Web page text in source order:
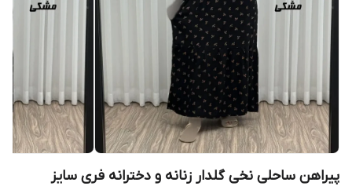
پیراهن ساحلی نخی گلدار زنانه و دخترانه فری سایز